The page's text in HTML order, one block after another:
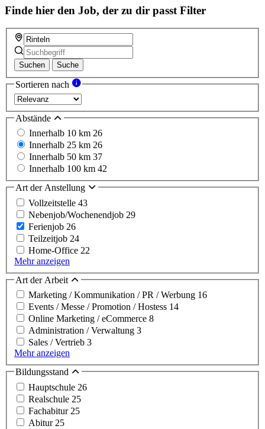
Finde hier den Job, der zu dir passt Filter
Suchen Suche
Sortieren nach
Abstände
Innerhalb 10 km 26
Innerhalb 25 km 26
Innerhalb 50 km 37
Innerhalb 100 km 42
Art der Anstellung
Vollzeitstelle 43
Nebenjob/Wochenendjob 29
Ferienjob 26
Teilzeitjob 24
Home-Office 22
Mehr anzeigen
Art der Arbeit
Marketing / Kommunikation / PR / Werbung 16
Events / Messe / Promotion / Hostess 14
Online Marketing / eCommerce 8
Administration / Verwaltung 3
Sales / Vertrieb 3
Mehr anzeigen
Bildungsstand
Hauptschule 26
Realschule 25
Fachabitur 25
Abitur 25